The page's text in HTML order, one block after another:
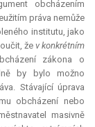
obcházením
práva nemůže
institutu, jako
že v konkrétním
zákona o
by bylo možno
Stávající úprava
obcházení nebo
masivně